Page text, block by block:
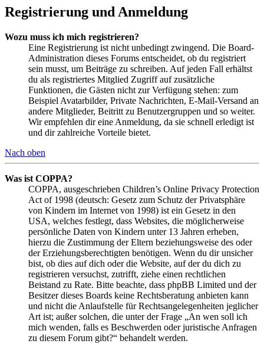
Registrierung und Anmeldung
Wozu muss ich mich registrieren?
Eine Registrierung ist nicht unbedingt zwingend. Die Board-
Administration dieses Forums entscheidet, ob du registriert
sein musst, um Beiträge zu schreiben. Auf jeden Fall erhältst
du als registriertes Mitglied Zugriff auf zusätzliche
Funktionen, die Gästen nicht zur Verfügung stehen: zum
Beispiel Avatarbilder, Private Nachrichten, E-Mail-Versand an
andere Mitglieder, Beitritt zu Benutzergruppen und so weiter.
Wir empfehlen dir eine Anmeldung, da sie schnell erledigt ist
und dir zahlreiche Vorteile bietet.
Nach oben
Was ist COPPA?
COPPA, ausgeschrieben Children’s Online Privacy Protection
Act of 1998 (deutsch: Gesetz zum Schutz der Privatsphäre
von Kindern im Internet von 1998) ist ein Gesetz in den
USA, welches festlegt, dass Websites, die möglicherweise
persönliche Daten von Kindern unter 13 Jahren erheben,
hierzu die Zustimmung der Eltern beziehungsweise des oder
der Erziehungsberechtigten benötigen. Wenn du dir unsicher
bist, ob dies auf dich oder die Website, auf der du dich zu
registrieren versuchst, zutrifft, ziehe einen rechtlichen
Beistand zu Rate. Bitte beachte, dass phpBB Limited und der
Besitzer dieses Boards keine Rechtsberatung anbieten kann
und nicht die Anlaufstelle für Rechtsangelegenheiten jeglicher
Art ist; außer solchen, die unter der Frage „An wen soll ich
mich wenden, falls es Beschwerden oder juristische Anfragen
zu diesem Forum gibt?“ behandelt werden.